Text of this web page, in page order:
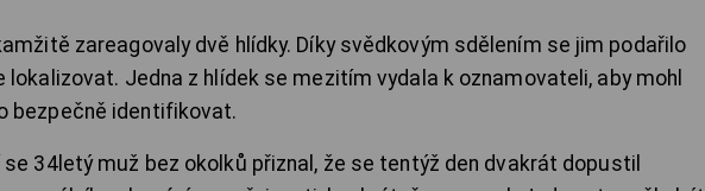
zareagovaly dvě hlídky. Díky svědkovým sdělením se jim podařilo
lokalizovat. Jedna z hlídek se mezitím vydala k oznamovateli, aby mohl
bezpečně identifikovat.
se 34letý muž bez okolků přiznal, že se tentýž den dvakrát dopustil